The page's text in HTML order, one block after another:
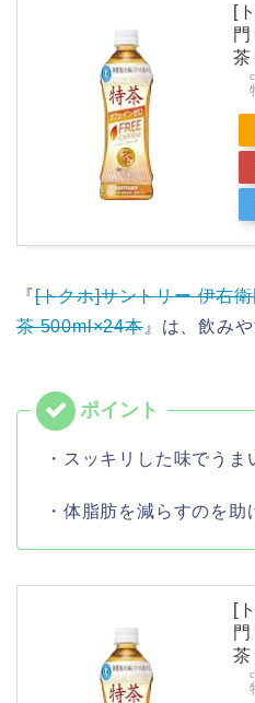
[
『[トクホ]サントリー 伊右
茶 500ml×24本』は、飲み
・スッキリした味でうま
・体脂肪を減らすのを助
[